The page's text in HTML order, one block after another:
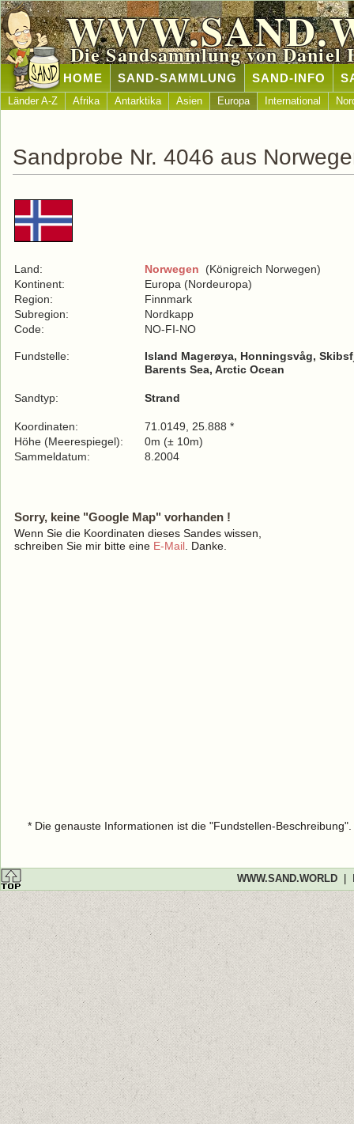
Die Sandsammlung von Daniel
HOME SAND-SAMMLUNG SAND-INFO
Länder A-Z Afrika Antarktika Asien Europa International
Sandprobe Nr. 4046 aus
Land: Norwegen (Königreich Norwegen)
Kontinent:
Europa (Nordeuropa)
Region:
Finnmark
Subregion:
Nordkapp
Code:
NO-FI-NO
Fundstelle:
Island Magerøya, Honningsvåg,
Barents Sea, Arctic Ocean
Sandtyp: Strand
Koordinaten:
71.0149, 25.888 *
Höhe (Meerespiegel):
0m (± 10m)
Sammeldatum:
8.2004
Sorry, keine "Google Map" vorhanden !
Wenn Sie die Koordinaten dieses Sandes wissen,
schreiben Sie mir bitte eine E-Mail . Danke.
* Die genauste Informationen ist die "Fundstellen-
WWW.SAND.WORLD|